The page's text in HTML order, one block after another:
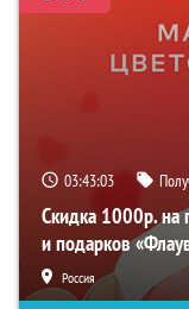
03:43:02
Скидка 1000р. на
и подарков
Россия